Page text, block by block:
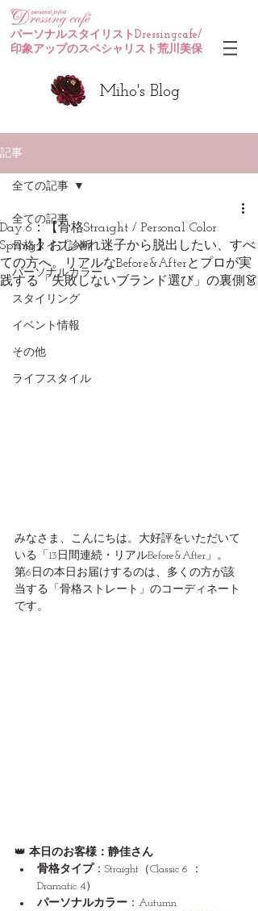
パーソナルスタイリストDressingcafe/
印象アップのスペシャリスト荒川美保
Miho's Blog
記事
全ての記事
骨格タイプ診断
パーソナルカラー
スタイリング
イベント情報
その他
ライフスタイル
全ての記事
Day.6：【骨格Straight / Personal Color
Spring】おしゃれ迷子から脱出したい、すべ
ての方へ。リアルなBefore&Afterとプロが実
践する「失敗しないブランド選び」の裏側👗
みなさま、こんにちは。大好評をいただいて
いる「13日間連続・リアルBefore&After」。
第6日の本日お届けするのは、多くの方が該
当する「骨格ストレート」のコーディネート
です。
👑 本日のお客様：静佳さん
骨格タイプ ：Straight（Classic 6 ：
Dramatic 4）
パーソナルカラー ：Autumn